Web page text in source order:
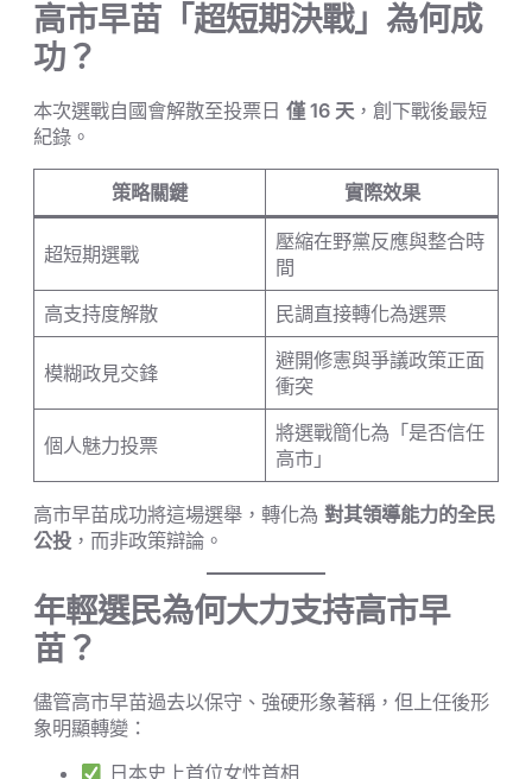
高市早苗「超短期決戰」為何成
功？
本次選戰自國會解散至投票日 僅 16 天 ，創下戰後最短
紀錄。
策略關鍵 實際效果
超短期選戰
壓縮在野黨反應與整合時
間
高支持度解散
民調直接轉化為選票
模糊政見交鋒
避開修憲與爭議政策正面
衝突
個人魅力投票
將選戰簡化為「是否信任
高市」
高市早苗成功將這場選舉，轉化為 對其領導能力的全民
公投 ，而非政策辯論。
年輕選民為何大力支持高市早
苗？
儘管高市早苗過去以保守、強硬形象著稱，但上任後形
象明顯轉變：
日本史上首位女性首相